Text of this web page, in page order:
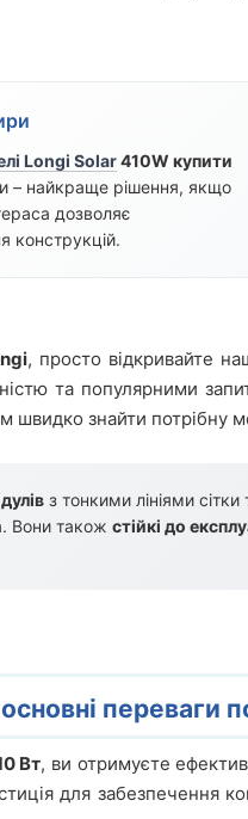
Longi Solar410W купити
– найкраще рішення, якщо
дозволяє
конструкцій.
, просто відкривайте
та популярними
швидко знайти потрібну
з тонкими лініями
Вони також стійкі до
переваги
Вт, ви отримуєте
для забезпечення